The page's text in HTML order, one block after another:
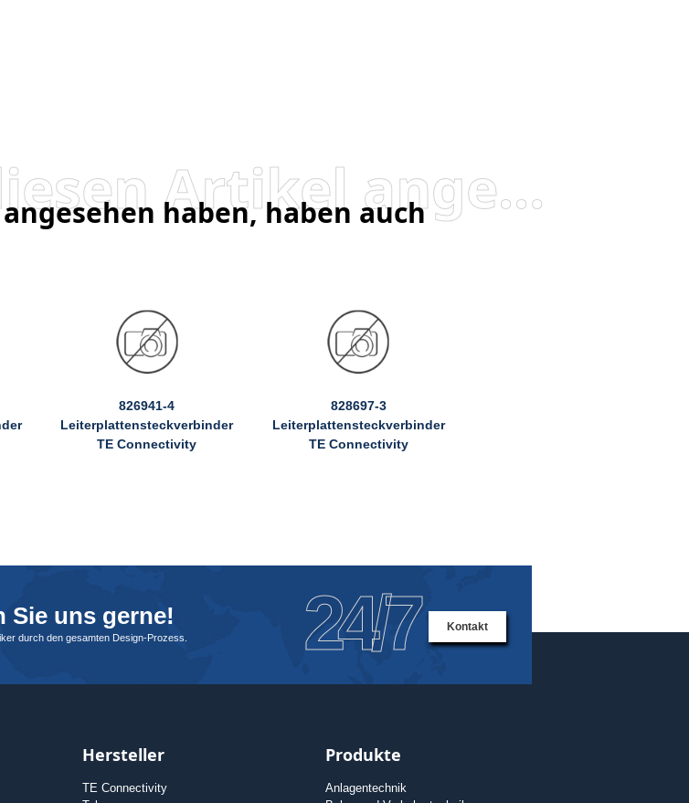
Besucher, die diesen Artikel angesehen haben, haben auch angesehen
haben, haben auch
826941-4
Leiterplattensteckverbinder
TE Connectivity
828697-3
Leiterplattensteckverbinder
TE Connectivity
Sie uns gerne!
durch den gesamten Design-Prozess. 24/7 Kontakt
Hersteller
TE Connectivity
Produkte
Anlagentechnik